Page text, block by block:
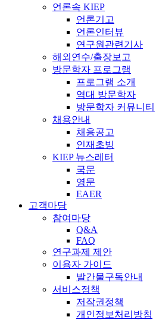
언론속 KIEP
언론기고
언론인터뷰
연구원관련기사
해외연수/출장보고
방문학자 프로그램
프로그램 소개
역대 방문학자
방문학자 커뮤니티
채용안내
채용공고
인재초빙
KIEP 뉴스레터
국문
영문
EAER
고객마당
참여마당
Q&A
FAQ
연구과제 제안
이용자 가이드
발간물구독안내
서비스정책
저작권정책
개인정보처리방침